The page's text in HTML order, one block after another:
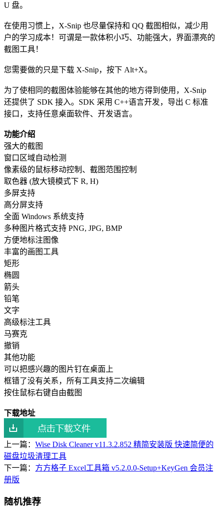
U 盘。
在使用习惯上，X-Snip 也尽量保持和 QQ 截图相似，减少用
户的学习成本！可谓是一款体积小巧、功能强大，界面漂亮的
截图工具！
您需要做的只是下载 X-Snip，按下 Alt+X。
为了使相同的截图体验能够在其他的地方得到使用，X-Snip
还提供了 SDK 接入。SDK 采用 C++语言开发，导出 C 标准
接口，支持任意桌面软件、开发语言。
功能介绍
强大的截图
窗口区域自动检测
像素级的鼠标移动控制、截图范围控制
取色器 (放大镜模式下 R, H)
多屏支持
高分屏支持
全面 Windows 系统支持
多种图片格式支持 PNG, JPG, BMP
方便地标注图像
丰富的画图工具
矩形
椭圆
箭头
铅笔
文字
高级标注工具
马赛克
撤销
其他功能
可以把感兴趣的图片钉在桌面上
框错了没有关系，所有工具支持二次编辑
按住鼠标右键自由截图
下载地址
上一篇： Wise Disk Cleaner v11.3.2.852 精简安装版 快速简便的
磁盘垃圾清理工具
下一篇： 方方格子 Excel工具箱 v5.2.0.0-Setup+KeyGen 会员注
册版
随机推荐